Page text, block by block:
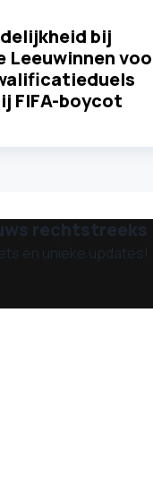
bij
Leeuwinnen
FIFA-boycot
rechtstreeks
en unieke updates!